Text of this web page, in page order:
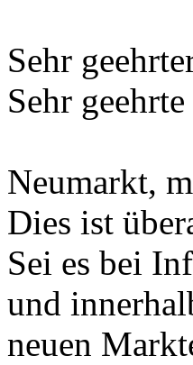
Sehr
Sehr
Neumarkt,
Dies ist
Sei es bei
und
neuen